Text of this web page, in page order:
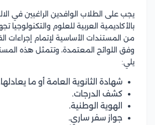
يجب على الطلاب الوافدين الراغبين في
بالأكاديمية العربية للعلوم والتكنولوجيا
من المستندات الأساسية لإتمام إجراءات
وفق اللوائح المعتمدة، وتتمثل هذه
يلي:
شهادة الثانوية العامة أو ما
كشف الدرجات.
الهوية الوطنية.
جواز سفر ساري.